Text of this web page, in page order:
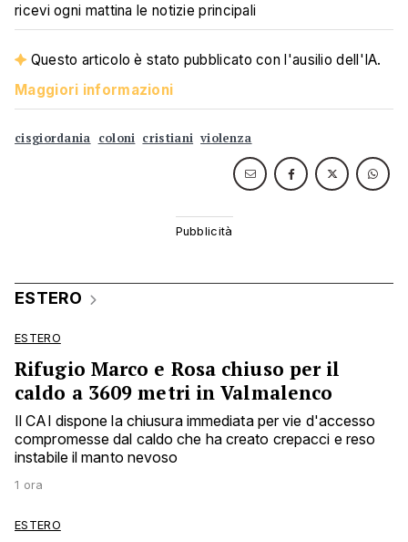
ricevi ogni mattina le notizie principali
Questo articolo è stato pubblicato con l'ausilio dell'IA.
Maggiori informazioni
cisgiordania coloni cristiani violenza
ESTERO
ESTERO
Rifugio Marco e Rosa chiuso per il
caldo a 3609 metri in Valmalenco
Il CAI dispone la chiusura immediata per vie d'accesso
compromesse dal caldo che ha creato crepacci e reso
instabile il manto nevoso
1 ora
ESTERO